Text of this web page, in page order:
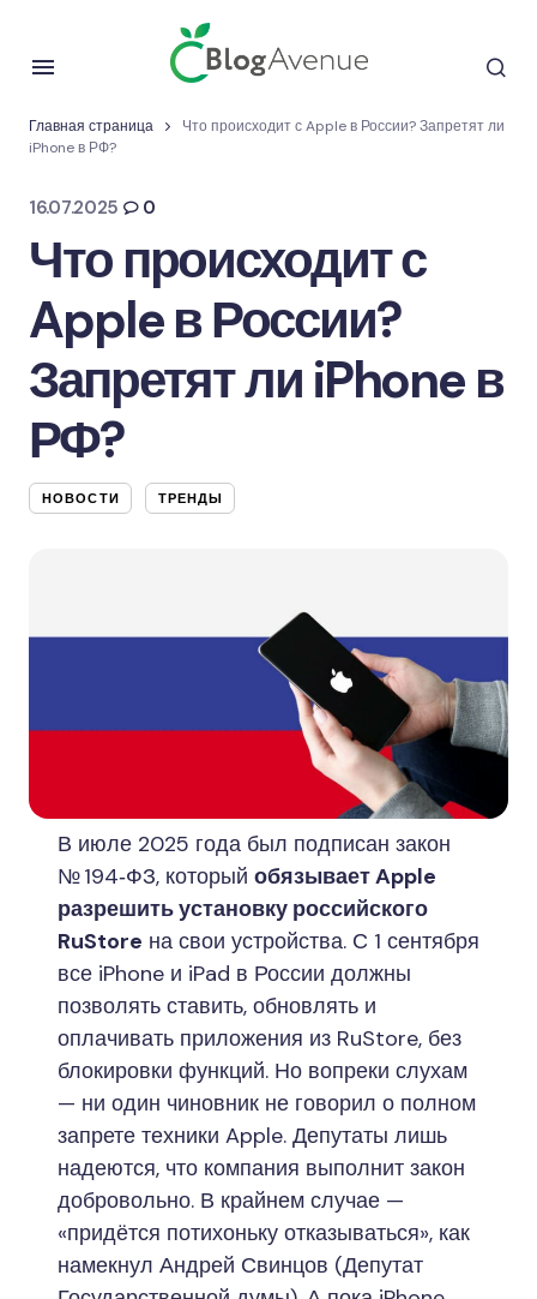
Главная страница
Что происходит с Apple в России? Запретят ли
iPhone в РФ?
16.07.2025 0
Что происходит с
Apple в России?
Запретят ли iPhone в
РФ?
НОВОСТИ ТРЕНДЫ
В июле 2025 года был подписан закон
№ 194‑ФЗ, который обязывает Apple
разрешить установку российского
RuStore на свои устройства. С 1 сентября
все iPhone и iPad в России должны
позволять ставить, обновлять и
оплачивать приложения из RuStore, без
блокировки функций. Но вопреки слухам
— ни один чиновник не говорил о полном
запрете техники Apple. Депутаты лишь
надеются, что компания выполнит закон
добровольно. В крайнем случае —
«придётся потихоньку отказываться», как
намекнул Андрей Свинцов (Депутат